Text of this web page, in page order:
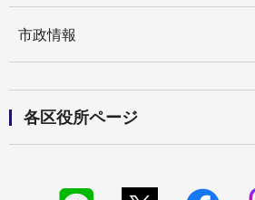
市政情報
各区役所ページ